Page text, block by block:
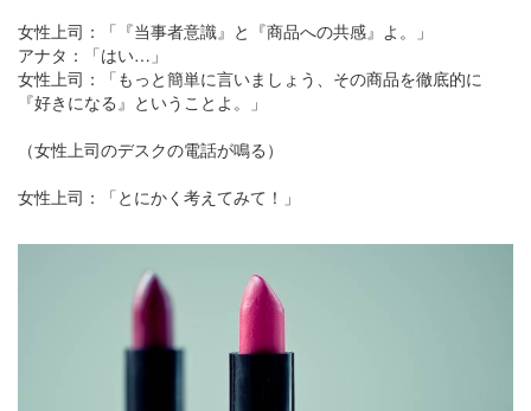
女性上司：「『当事者意識』と『商品への共感』よ。」
アナタ：「はい…」
女性上司：「もっと簡単に言いましょう、その商品を徹底的に
『好きになる』ということよ。」
（女性上司のデスクの電話が鳴る）
女性上司：「とにかく考えてみて！」